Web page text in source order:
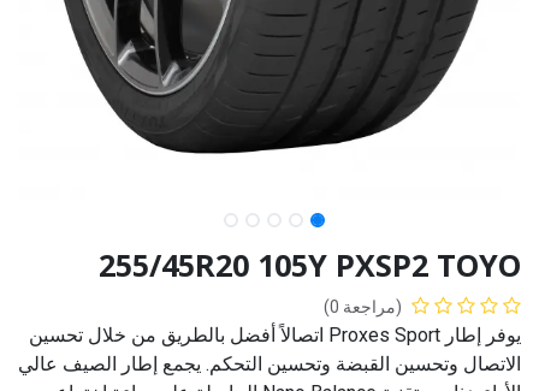
255/45R20 105Y PXSP2 TOYO
(مراجعة 0)
يوفر إطار Proxes Sport اتصالاً أفضل بالطريق من خلال تحسين
الاتصال وتحسين القبضة وتحسين التحكم. يجمع إطار الصيف عالي